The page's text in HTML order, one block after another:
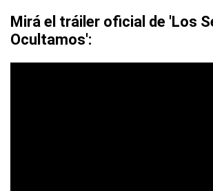
Mirá el tráiler oficial de 'Los
Ocultamos':